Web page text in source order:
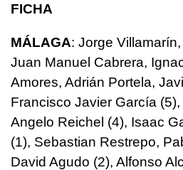
FICHA
MÁLAGA: Jorge
Juan Manuel Cabrera,
Amores, Adrián Portela,
Francisco Javier García
Angelo Reichel (4), Isaac
(1), Sebastian Restrepo,
David Agudo (2), Alfonso